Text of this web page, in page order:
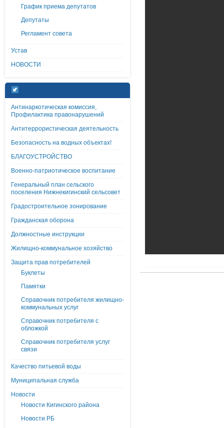
График приема депутатов
Депутаты
Регламент совета
Устав
НОВОСТИ
Антинаркотическая комиссия,
Профилактика правонарушений
Антитеррористическая деятельность
Безопасность на водных объектах!
БЛАГОУСТРОЙСТВО
Военно-патриотическое воспитание
Генеральный план сельского
поселения Нижнекигинский сельсовет
Градостроительное зонирование
Гражданская оборона
Должностные инструкции
Жилищно-коммунальное хозяйство
Защита прав потребителей
Буклеты
Памятки
Справочник потребителя жилищно-
коммунальных услуг
Справочник потребителя с
обложкой
Справочник потребителя услуг
связи
Качество питьевой воды
Муниципальная служба
Новости
Новости Кигинского района
Новости РБ